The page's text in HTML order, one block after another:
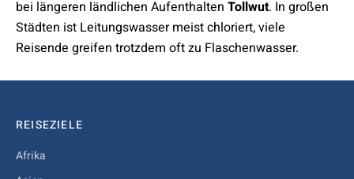
bei längeren ländlichen Aufenthalten Tollwut. In großen
Städten ist Leitungswasser meist chloriert, viele
Reisende greifen trotzdem oft zu Flaschenwasser.
REISEZIELE
Afrika